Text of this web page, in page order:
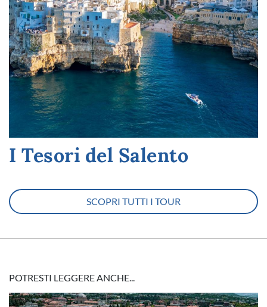
I Tesori del Salento
SCOPRI TUTTI I TOUR
POTRESTI LEGGERE ANCHE...